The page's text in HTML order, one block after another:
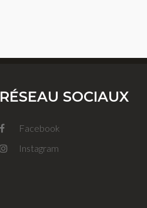
RÉSEAU SOCIAUX
Facebook
Instagram